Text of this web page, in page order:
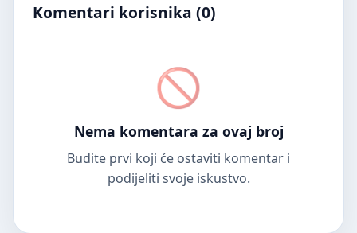
Komentari korisnika (0)
Nema komentara za ovaj broj
Budite prvi koji će ostaviti komentar i
podijeliti svoje iskustvo.